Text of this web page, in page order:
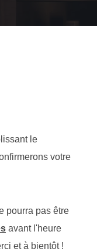
le
votre
pourra pas être
avant l'heure
et à bientôt !